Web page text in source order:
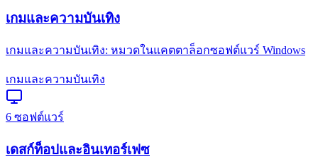
เกมและความบันเทิง
เกมและความบันเทิง: หมวดในแคตตาล็อกซอฟต์แวร์ Windows
เกมและความบันเทิง
6 ซอฟต์แวร์
เดสก์ท็อปและอินเทอร์เฟซ